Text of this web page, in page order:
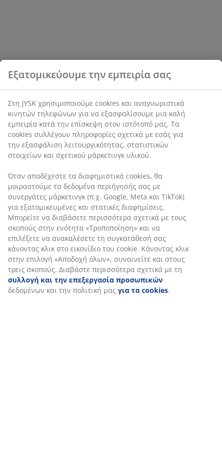
Εξατομικεύουμε την εμπειρία σας
Στη JYSK χρησιμοποιούμε cookies και αναγνωριστικά
κινητών τηλεφώνων για να εξασφαλίσουμε μια καλή
εμπειρία κατά την επίσκεψη στον ιστότοπό μας. Τα
cookies συλλέγουν πληροφορίες σχετικά με εσάς για
την εξασφάλιση λειτουργικότητας, στατιστικών
στοιχείων και σχετικού μάρκετινγκ υλικού.
Όταν αποδέχεστε τα διαφημιστικά cookies, θα
μοιραστούμε τα δεδομένα περιήγησής σας με
συνεργάτες μάρκετινγκ (π.χ. Google, Meta και TikTok)
για εξατομικευμένες και στατικές διαφημίσεις.
Μπορείτε να διαβάσετε περισσότερα σχετικά με τους
σκοπούς στην ενότητα «Τροποποίηση» και να
επιλέξετε να ανακαλέσετε τη συγκατάθεσή σας
κάνοντας κλικ στο εικονίδιο του cookie. Κάνοντας κλικ
στην επιλογή «Αποδοχή όλων», συναινείτε και στους
τρεις σκοπούς. Διαβάστε περισσότερα σχετικά με τη
συλλογή και την επεξεργασία προσωπικών
δεδομένων και την πολιτική μας για τα cookies.